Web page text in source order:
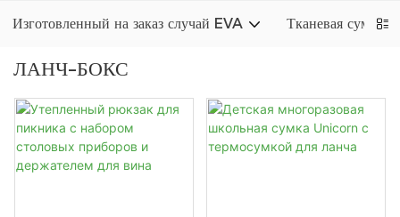
Изготовленный на заказ случай EVA Тканевая сумка
ЛАНЧ-БОКС